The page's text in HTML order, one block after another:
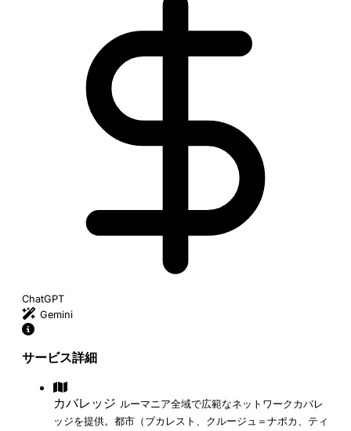
ChatGPT
Gemini
サービス詳細
カバレッジ ルーマニア全域で広範なネットワークカバレ
ッジを提供。都市（ブカレスト、クルージュ＝ナポカ、ティ